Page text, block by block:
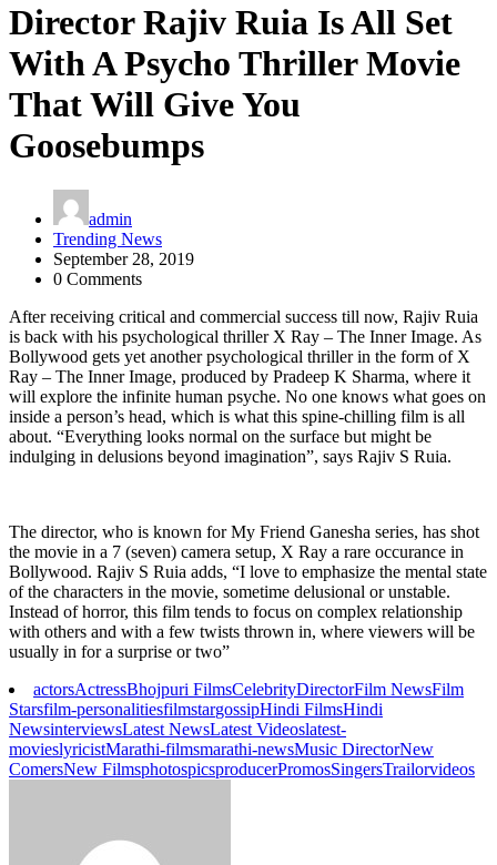
Director Rajiv Ruia Is All Set
With A Psycho Thriller Movie
That Will Give You
Goosebumps
admin
Trending News
September 28, 2019
0 Comments
After receiving critical and commercial success till now, Rajiv Ruia
is back with his psychological thriller X Ray – The Inner Image. As
Bollywood gets yet another psychological thriller in the form of X
Ray – The Inner Image, produced by Pradeep K Sharma, where it
will explore the infinite human psyche. No one knows what goes on
inside a person’s head, which is what this spine-chilling film is all
about. “Everything looks normal on the surface but might be
indulging in delusions beyond imagination”, says Rajiv S Ruia.
The director, who is known for My Friend Ganesha series, has shot
the movie in a 7 (seven) camera setup, X Ray a rare occurance in
Bollywood. Rajiv S Ruia adds, “I love to emphasize the mental state
of the characters in the movie, sometime delusional or unstable.
Instead of horror, this film tends to focus on complex relationship
with others and with a few twists thrown in, where viewers will be
usually in for a surprise or two”
actorsActressBhojpuri FilmsCelebrityDirectorFilm NewsFilm
Starsfilm-personalitiesfilmstargossipHindi FilmsHindi
NewsinterviewsLatest NewsLatest Videoslatest-
movieslyricistMarathi-filmsmarathi-newsMusic DirectorNew
ComersNew FilmsphotospicsproducerPromosSingersTrailorvideos